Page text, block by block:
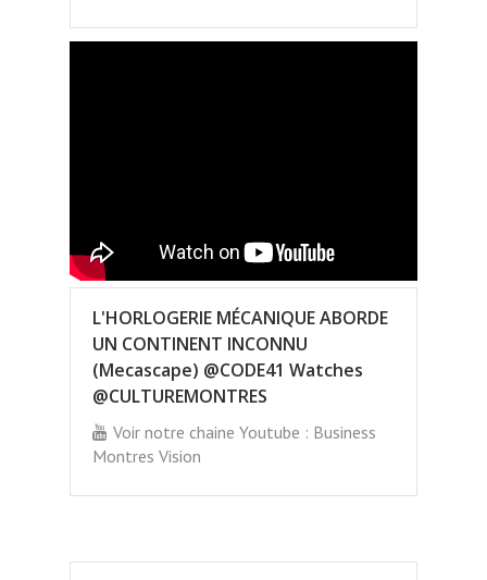
L'HORLOGERIE MÉCANIQUE ABORDE
UN CONTINENT INCONNU
(Mecascape) @CODE41 Watches
@CULTUREMONTRES
Voir notre chaine Youtube : Business
Montres Vision